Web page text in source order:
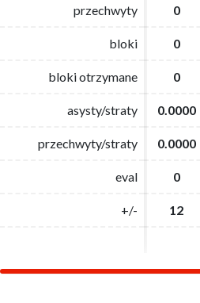
przechwyty 0
bloki 0
bloki otrzymane 0
asysty/straty 0.0000
przechwyty/straty 0.0000
eval 0
+/- 12
przechwyty 0
bloki 0
bloki otrzymane 0
asysty/straty 0.0000
przechwyty/straty 0.0000
eval 0
+/- 12